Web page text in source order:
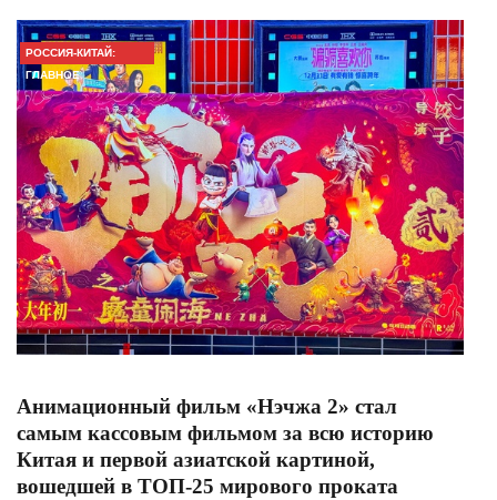
РОССИЯ-КИТАЙ:
ГЛАВНОЕ
Анимационный фильм «Нэчжа 2» стал
самым кассовым фильмом за всю историю
Китая и первой азиатской картиной,
вошедшей в ТОП-25 мирового проката